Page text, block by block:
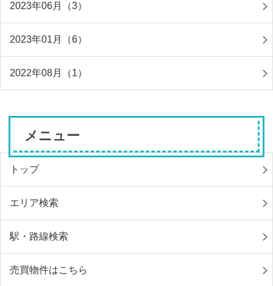
2023年06月（3）
2023年01月（6）
2022年08月（1）
メニュー
トップ
エリア検索
駅・路線検索
売買物件はこちら